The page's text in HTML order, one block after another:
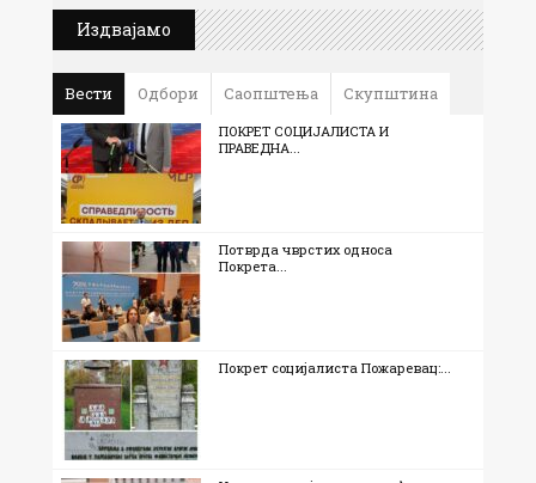
Издвајамо
Вести Одбори Саопштења Скупштина
ПОКРЕТ СОЦИЈАЛИСТА И
ПРАВЕДНА...
Потврда чврстих односа
Покрета...
Покрет социјалиста Пожаревац:...